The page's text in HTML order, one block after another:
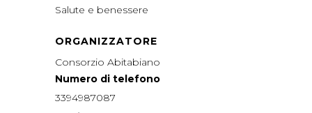
Salute e benessere
ORGANIZZATORE
Consorzio Abitabiano
Numero di telefono
3394987087